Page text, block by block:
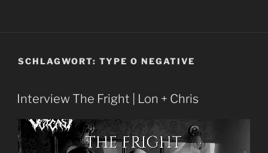
SCHLAGWORT: TYPE O NEGATIVE
Interview The Fright | Lon + Chris